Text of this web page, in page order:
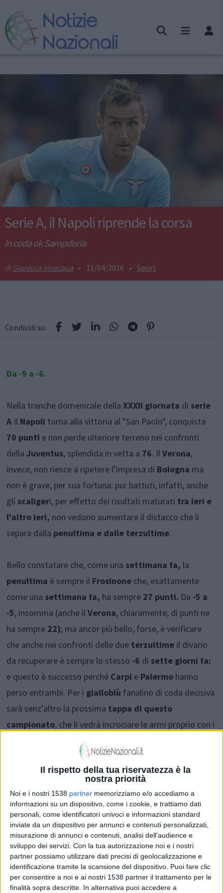
Il rispetto della tua riservatezza è la
nostra priorità
Noi e i nostri 1538 partner memorizziamo e/o accediamo a
informazioni su un dispositivo, come i cookie, e trattiamo dati
personali, come identificatori univoci e informazioni standard
inviate da un dispositivo per annunci e contenuti personalizzati,
misurazione di annunci e contenuti, analisi dell'audience e
sviluppo dei servizi. Con la tua autorizzazione noi e i nostri
partner possiamo utilizzare dati precisi di geolocalizzazione e
identificazione tramite la scansione del dispositivo. Puoi fare clic
per consentire a noi e ai nostri 1538 partner il trattamento per le
finalità sopra descritte. In alternativa puoi accedere a
Serie A, il Napoli riprende la corsa
In coda ok Sampdoria
Gianluca Vivacqua • 11/04/2016 • Sport
Condividi su:
Da -9 a -6.
Nella tranche domenicale dellaXXXII giornata di serie
A Il Napoli torna alla vittoria al "San Paolo", conquista
70 punti e non perde ulteriore terreno nei confronti
dellaJuventus, splendida in vetta a 76. IlVerona,
invece, non riesce a ripetere l’impresa di Bologna ma
non è grave, per sua fortuna: pur battuti, infatti, anche
gli scaligeri, per effetto dei risultati maturati tra ieri e
l'altro ieri, non vedono aumentare il distacco che li
separa dalla penultima e dalle terzultime.
Bello constatare che, come una settimana fa, la
penultima è sempre il Frosinone che, esattamente
come una settimana fa, ha sempre 27 punti. Da -5 a
-5, insomma (anche ilVerona, chiaramente, di punti ne
ha sempre 22); ma ancor più bello, forse, è verificare
che anche nei confronti delle due terzultime il divario
da recuperare è sempre lo stesso -6 di sette giorni fa:
e questo è successo perché Carpi e Palermo hanno
perso entrambi. Per i gialloblù fanalino di coda decisiva
sarà senz’altro la prossima tappa di questo
campionato, che li vedrà incrociare le armi proprio con i
, in una gara che si preannuncia già
ad altissima intensità. Certo, è un vero peccato che,
vista questa situazione di stabilità in bassa classifica
ilVerona
abbia avuto la sorte di giocare proprio a
Napoli, dove, se non si fosse vinto, probabilmente si
sarebbe già dovuto dire addio alsogno-scudetto.
Invece il perentorio3-0dellasarriana(Gabbiadini
33’,Insignesurigore al47’ eCallejonal70 ’) fa
rimanere tutto sospeso in quelpressappochismoin cui
piace tanto pescare agliscommettitori: il discorso